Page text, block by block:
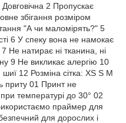
2 Пропускає
збігання розміром
"А чи маломірять?" 5
6 У спеку вона не намокає
Не натирає ні тканина, ні
9 Не викликає алергію 10
12 Розміна сітка: XS S M
приту 01 Принт не
температурі до 30° 02
праймер для
для дорослих і